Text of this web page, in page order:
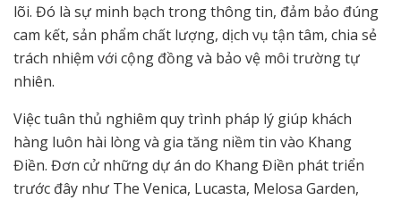
lõi. Đó là sự minh bạch trong thông tin, đảm bảo đúng
cam kết, sản phẩm chất lượng, dịch vụ tận tâm, chia sẻ
trách nhiệm với cộng đồng và bảo vệ môi trường tự
nhiên.
Việc tuân thủ nghiêm quy trình pháp lý giúp khách
hàng luôn hài lòng và gia tăng niềm tin vào Khang
Điền. Đơn cử những dự án do Khang Điền phát triển
trước đây như The Venica, Lucasta, Melosa Garden,